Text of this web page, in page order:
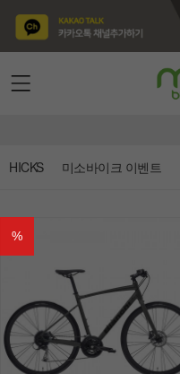
HICKS 미소바이크 이벤트
%